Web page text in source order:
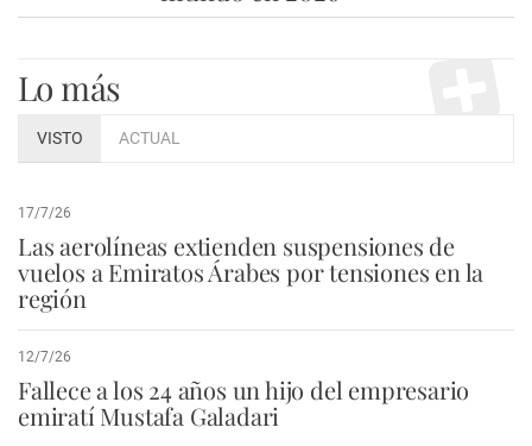
Lo más
VISTO ACTUAL
17/7/26
Las aerolíneas extienden suspensiones de
vuelos a Emiratos Árabes por tensiones en la
región
12/7/26
Fallece a los 24 años un hijo del empresario
emiratí Mustafa Galadari